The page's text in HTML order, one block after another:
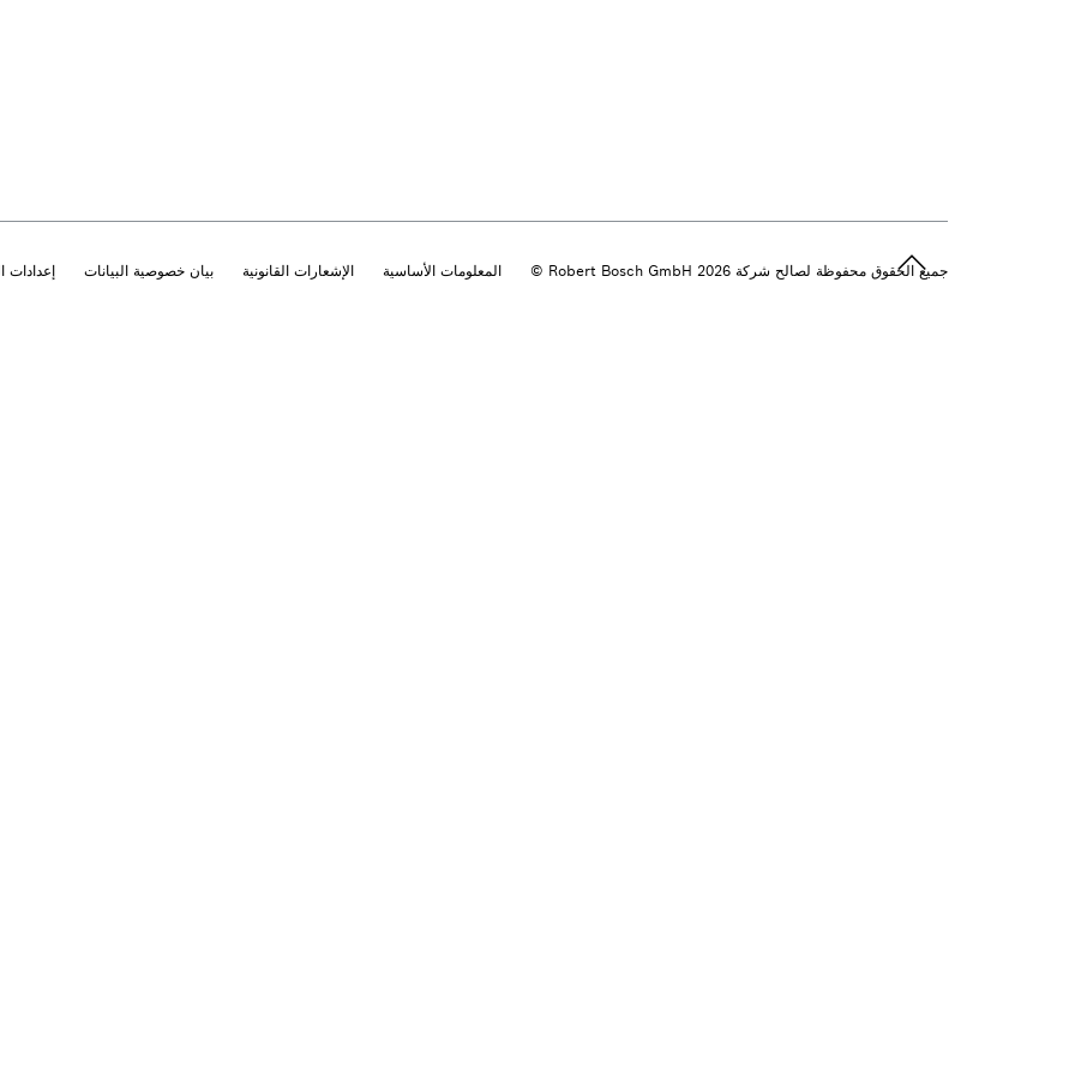
المعلومات الأساسية الإشعارات القانونية بيان خصوصية البيانات إعدادات جميع الحقوق محفوظة لصالح شركة 2026 ‎© Robert Bosch GmbH